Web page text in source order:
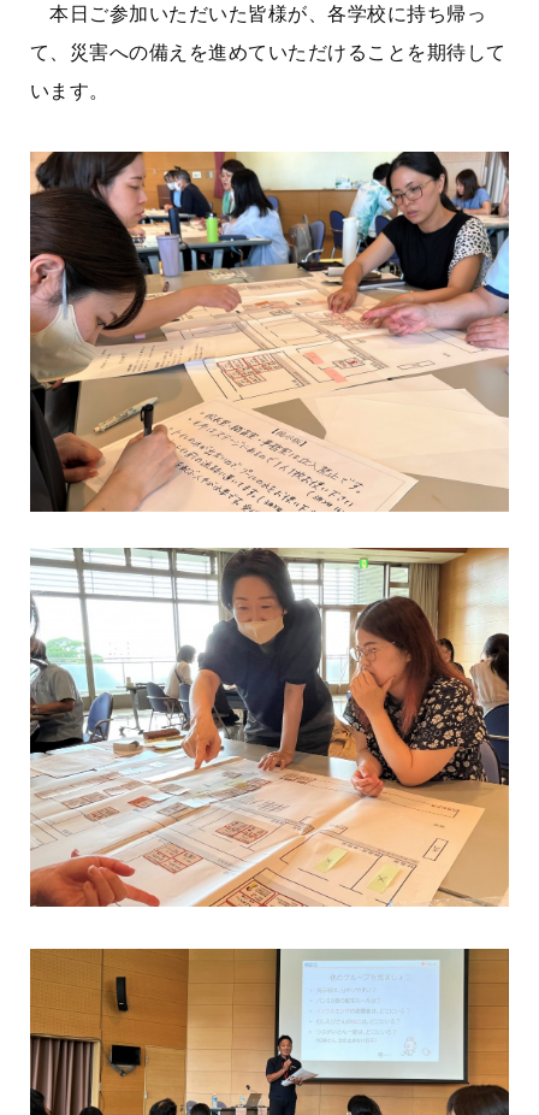
本日ご参加いただいた皆様が、各学校に持ち帰っ
て、災害への備えを進めていただけることを期待して
います。